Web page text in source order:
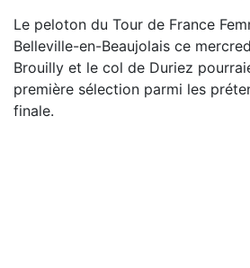
Le peloton du Tour de France
Belleville-en-Beaujolais ce
Brouilly et le col de Duriez
première sélection parmi les
finale.